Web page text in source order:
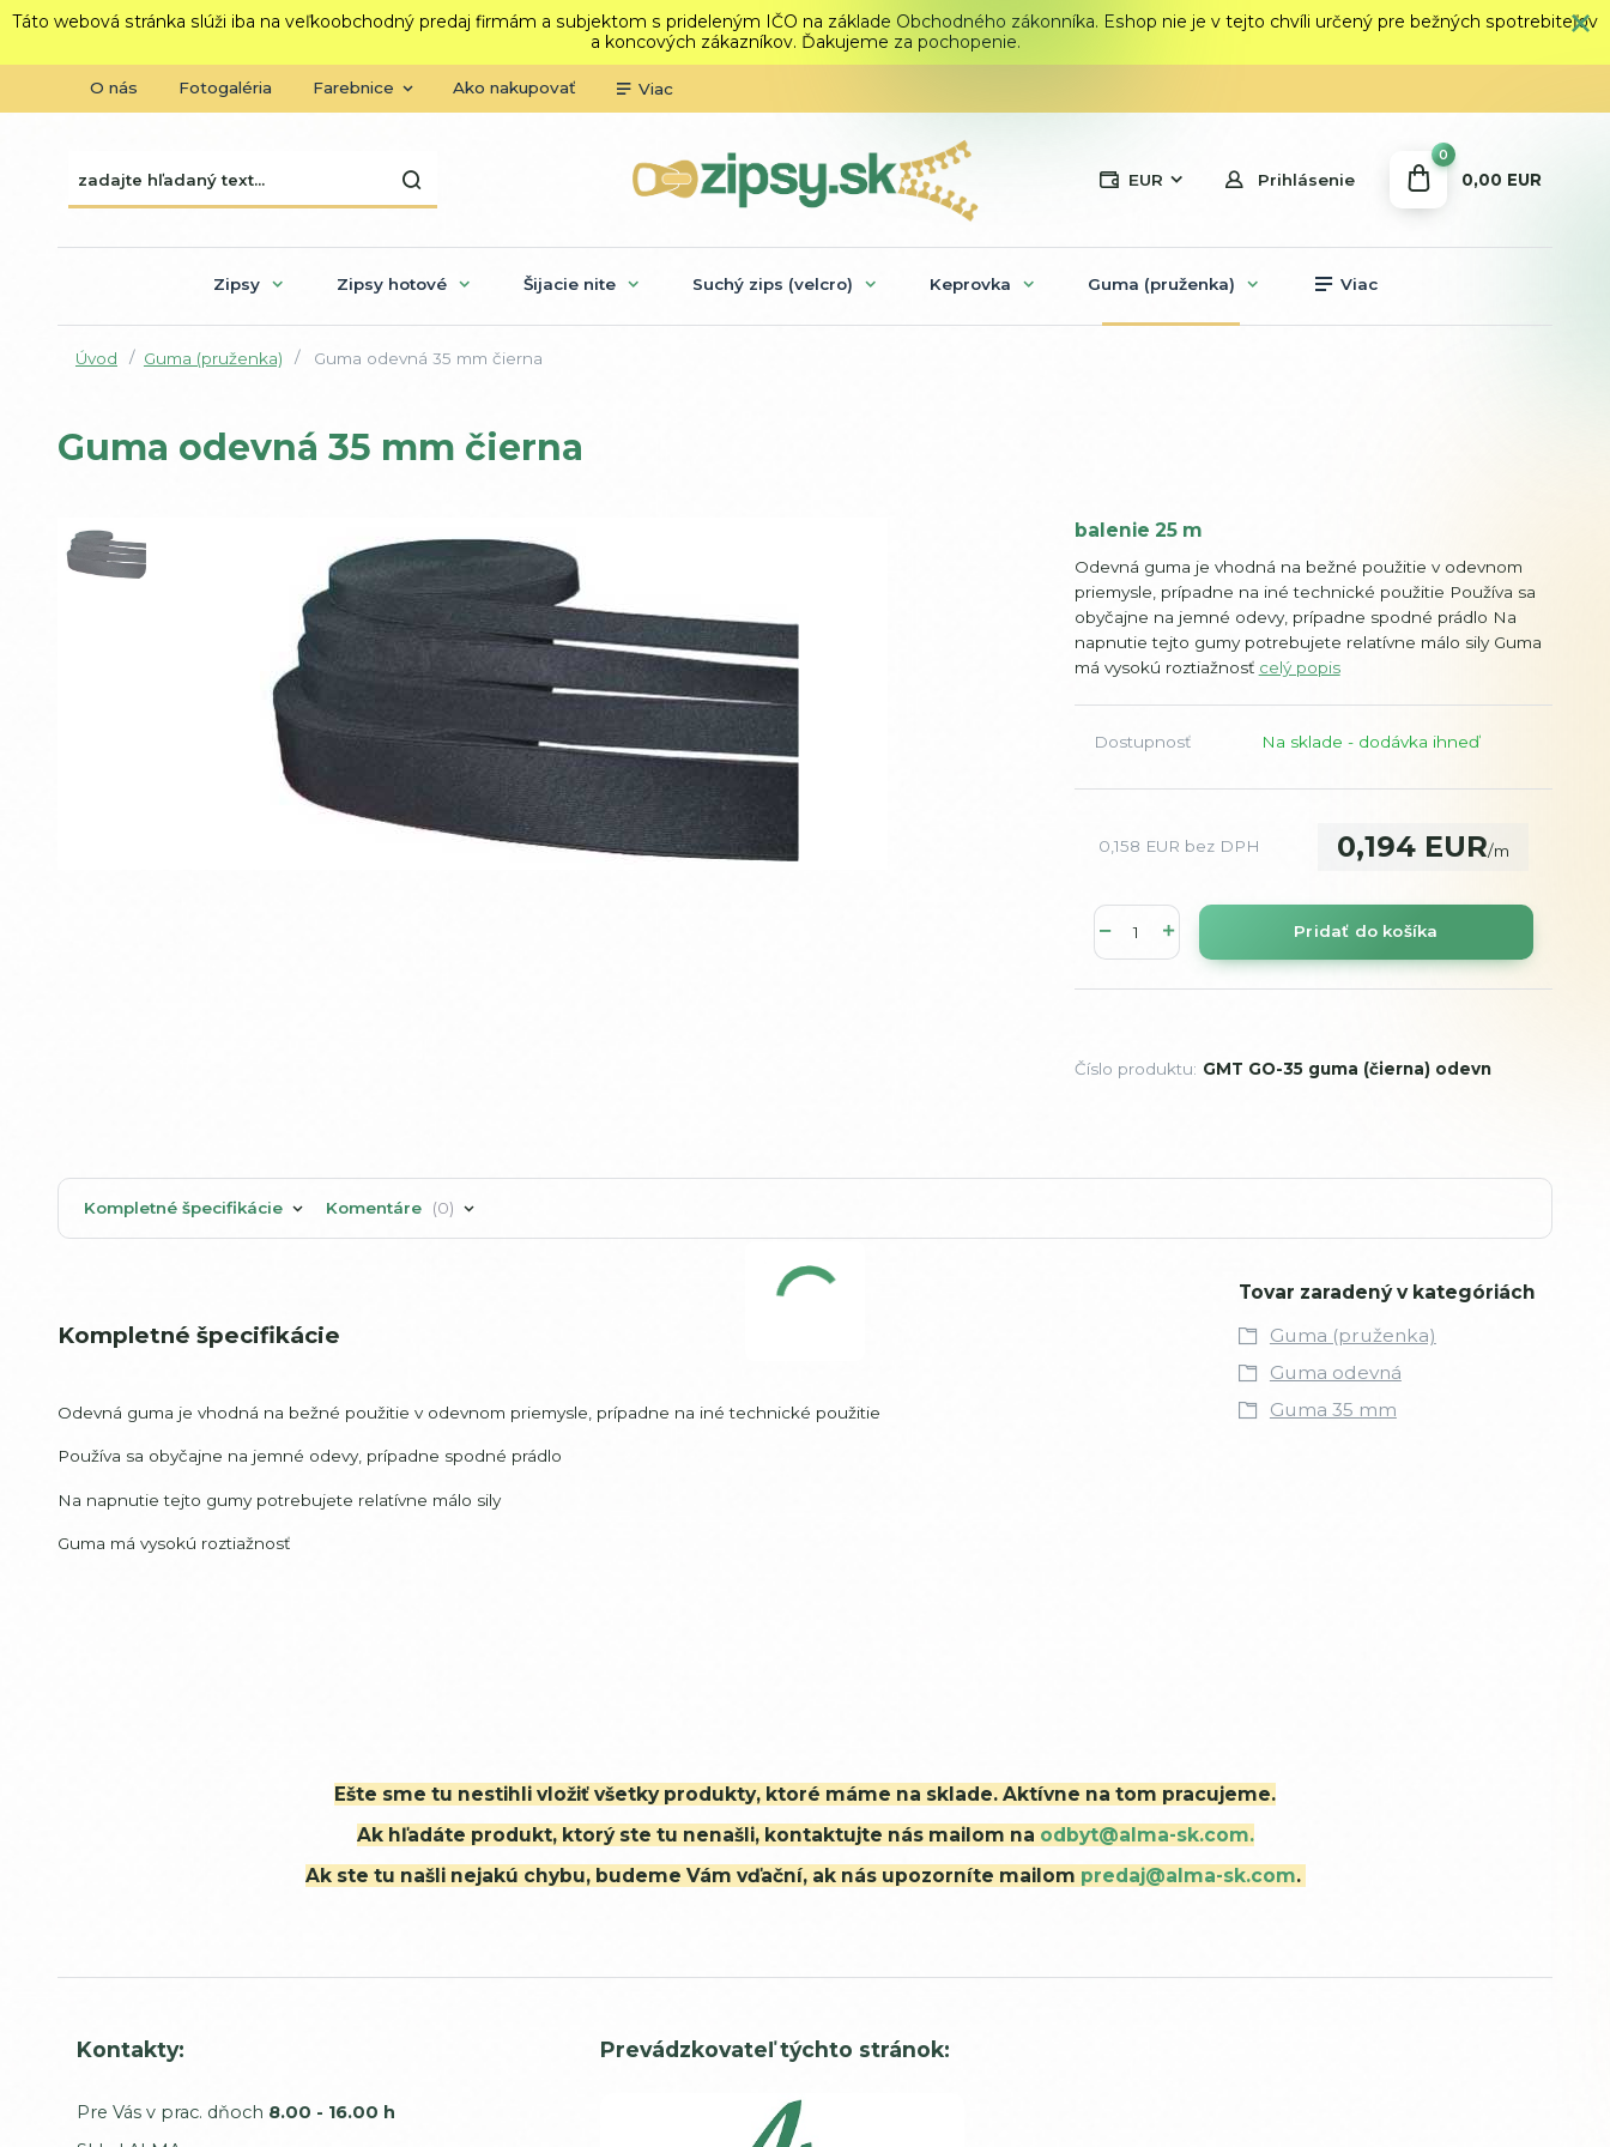
Táto webová stránka slúži iba na veľkoobchodný predaj firmám a subjektom s prideleným IČO na základe Obchodného zákonníka. Eshop nie je v tejto chvíli určený pre bežných spotrebiteľov
a koncových zákazníkov. Ďakujeme za pochopenie.
O nás Fotogaléria Farebnice Ako nakupovať Viac
EUR Prihlásenie
0
0,00 EUR
Zipsy Zipsy hotové Šijacie nite Suchý zips (velcro) Keprovka Guma (pruženka) Viac
Úvod Guma (pruženka) Guma odevná 35 mm čierna
Guma odevná 35 mm čierna
balenie 25 m
Odevná guma je vhodná na bežné použitie v odevnom
priemysle, prípadne na iné technické použitie Používa sa
obyčajne na jemné odevy, prípadne spodné prádlo Na
napnutie tejto gumy potrebujete relatívne málo sily Guma
má vysokú roztiažnosť celý popis
Dostupnosť Na sklade - dodávka ihneď
0,194 EUR/m
0,158 EUR bez DPH
Pridať do košíka
Číslo produktu: GMT GO-35 guma (čierna) odevn
Kompletné špecifikácie Komentáre 0
Kompletné špecifikácie
Odevná guma je vhodná na bežné použitie v odevnom priemysle, prípadne na iné technické použitie
Používa sa obyčajne na jemné odevy, prípadne spodné prádlo
Na napnutie tejto gumy potrebujete relatívne málo sily
Guma má vysokú roztiažnosť
Tovar zaradený v kategóriách
Guma (pruženka)
Guma odevná
Guma 35 mm
Ešte sme tu nestihli vložiť všetky produkty, ktoré máme na sklade. Aktívne na tom pracujeme.
Ak hľadáte produkt, ktorý ste tu nenašli, kontaktujte nás mailom na odbyt@alma-sk.com.
Ak ste tu našli nejakú chybu, budeme Vám vďační, ak nás upozorníte mailom predaj@alma-sk.com.
Kontakty:
Pre Vás v prac. dňoch 8.00 - 16.00 h
Prevádzkovateľ týchto stránok: